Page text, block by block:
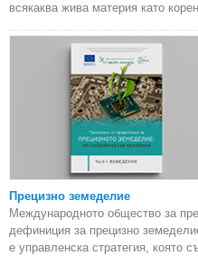
всякаква жива материя като
Прецизно земеделие
Международното общество за
дефиниция за прецизно
е управленска стратегия, която